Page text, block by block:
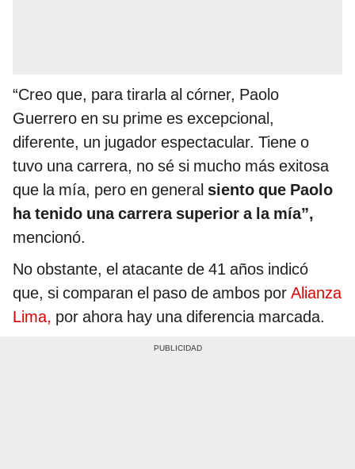
“Creo que, para tirarla al córner, Paolo
Guerrero en su prime es excepcional,
diferente, un jugador espectacular. Tiene o
tuvo una carrera, no sé si mucho más exitosa
que la mía, pero en general siento que Paolo
ha tenido una carrera superior a la mía”,
mencionó.
No obstante, el atacante de 41 años indicó
que, si comparan el paso de ambos por Alianza
Lima, por ahora hay una diferencia marcada.